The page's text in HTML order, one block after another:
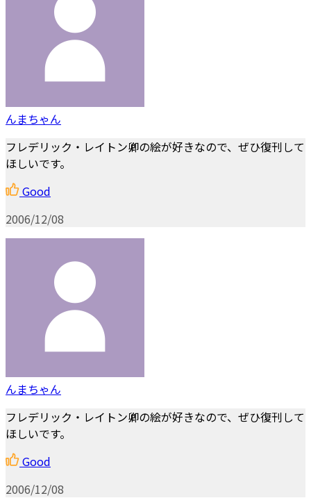
んまちゃん
フレデリック・レイトン卿の絵が好きなので、ぜひ復刊して
ほしいです。
Good
2006/12/08
んまちゃん
フレデリック・レイトン卿の絵が好きなので、ぜひ復刊して
ほしいです。
Good
2006/12/08